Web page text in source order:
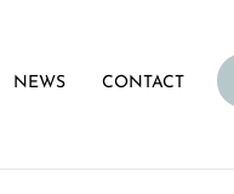
NEWS CONTACT